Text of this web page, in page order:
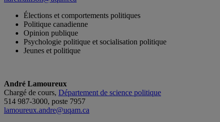
Élections et comportements politiques
Politique canadienne
Opinion publique
Psychologie politique et socialisation politique
Jeunes et politique
André Lamoureux
Chargé de cours, Département de science politique
514 987-3000, poste 7957
lamoureux.andre@uqam.ca